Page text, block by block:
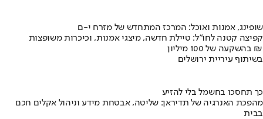
שופינג, אמנות ואוכל: המרכז המתחדש של מזרח י-ם
קפיצה קטנה לחו"ל: טיילת חדשה, מיצגי אמנות, וכיכרות משופצות
בהשקעה של 100 מיליון ₪
בשיתוף עיריית ירושלים
כך תחסכו בחשמל בלי להזיע
מהפכת האנרגיה של תדיראן: שליטה, אבטחת מידע וניהול אקלים חכם
בבית